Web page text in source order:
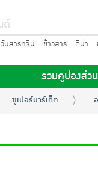
วันสารทจีน ข้าวสาร ดีน่า
รวมคูปองส่ว
ซูเปอร์มาร์เก็ต